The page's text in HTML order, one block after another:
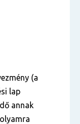
(a
lap
annak